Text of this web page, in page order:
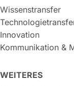
Wissenstransfer
Innovation
Kommunikation &
WEITERES